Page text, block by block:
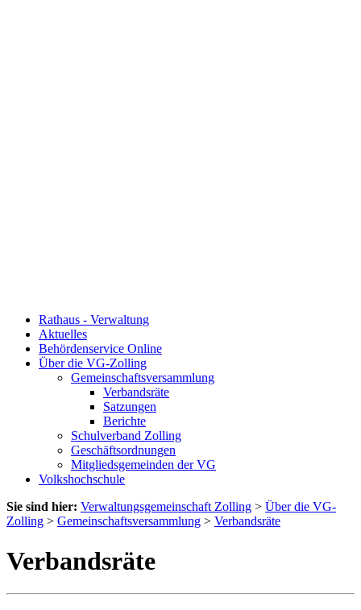
Rathaus - Verwaltung
Aktuelles
Behördenservice Online
Über die VG-Zolling
Gemeinschaftsversammlung
Verbandsräte
Satzungen
Berichte
Schulverband Zolling
Geschäftsordnungen
Mitgliedsgemeinden der VG
Volkshochschule
Sie sind hier: Verwaltungsgemeinschaft Zolling > Über die VG-
Zolling > Gemeinschaftsversammlung > Verbandsräte
Verbandsräte